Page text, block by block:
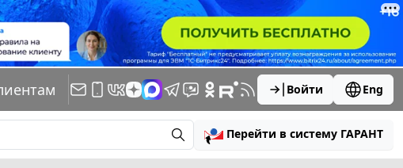
Войти Eng
Перейти в систему ГАРАНТ